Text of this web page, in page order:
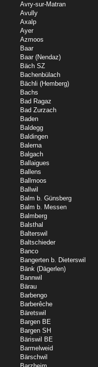
Avry-sur-Matran
Avully
Axalp
Ayer
Azmoos
Baar
Baar (Nendaz)
Bäch SZ
Bachenbülach
Bächli (Hemberg)
Bachs
Bad Ragaz
Bad Zurzach
Baden
Baldegg
Baldingen
Balerna
Balgach
Ballaigues
Ballens
Ballmoos
Ballwil
Balm b. Günsberg
Balm b. Messen
Balmberg
Balsthal
Balterswil
Baltschieder
Banco
Bangerten b. Dieterswil
Bänk (Dägerlen)
Bannwil
Bärau
Barbengo
Barberêche
Bäretswil
Bargen BE
Bargen SH
Bäriswil BE
Barmelweid
Bärschwil